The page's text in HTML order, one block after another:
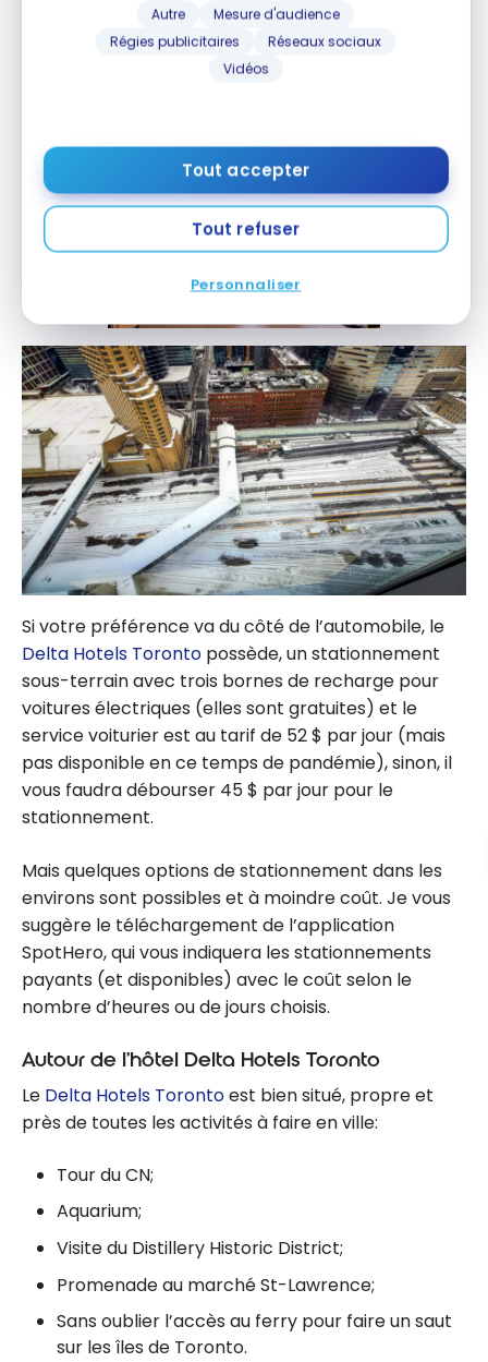
Autre
Mesure d'audience
Régies publicitaires
Réseaux sociaux
Vidéos
Tout accepter
Tout refuser
Personnaliser
Si votre préférence va du côté de l’automobile, le
Delta Hotels Toronto possède, un stationnement
sous-terrain avec trois bornes de recharge pour
voitures électriques (elles sont gratuites) et le
service voiturier est au tarif de 52 $ par jour (mais
pas disponible en ce temps de pandémie), sinon, il
vous faudra débourser 45 $ par jour pour le
stationnement.
Mais quelques options de stationnement dans les
environs sont possibles et à moindre coût. Je vous
suggère le téléchargement de l’application
SpotHero, qui vous indiquera les stationnements
payants (et disponibles) avec le coût selon le
nombre d’heures ou de jours choisis.
Autour de l’hôtel Delta Hotels Toronto
Le Delta Hotels Torontoest bien situé, propre et
près de toutes les activités à faire en ville:
Tour du CN;
Aquarium;
Visite du Distillery Historic District;
Promenade au marché St-Lawrence;
Sans oublier l’accès au ferry pour faire un saut
sur les îles de Toronto.